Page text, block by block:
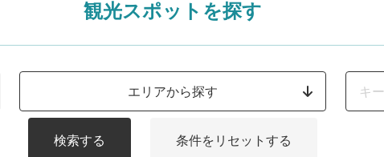
観光スポットを探す
エリアから探す
検索する 条件をリセットする